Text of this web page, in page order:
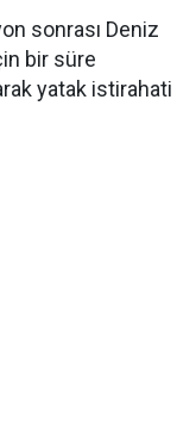
sonrası Deniz
bir süre
yatak istirahati